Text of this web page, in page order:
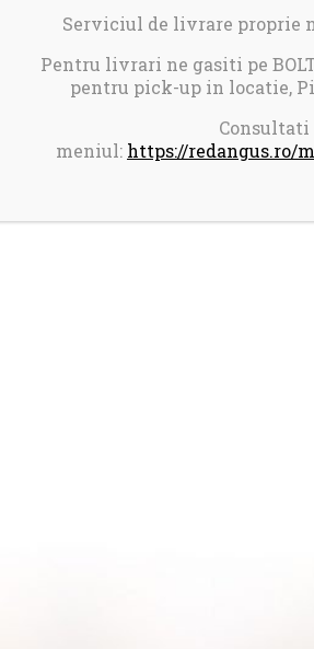
Serviciul de livrare proprie
Pentru livrari ne gasiti pe BOLT
pentru pick-up in locatie,
Consultati
meniul: https://redangus.ro/